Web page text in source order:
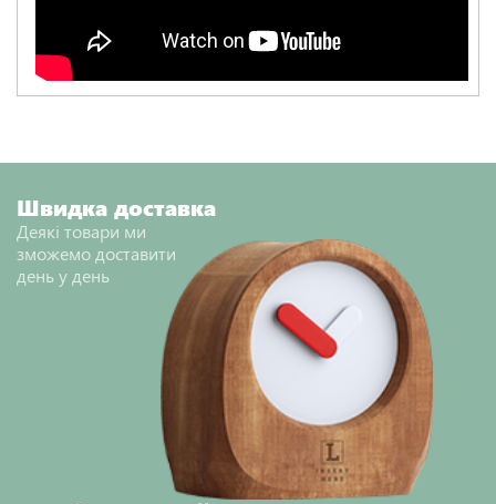
Швидка доставка
Деякі товари ми
зможемо доставити
день у день